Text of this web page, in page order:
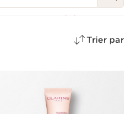
Clarins (2)
Trier par